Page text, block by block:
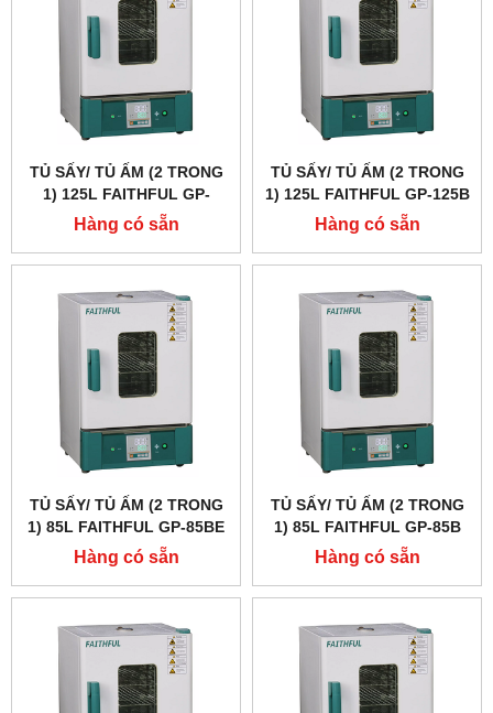
TỦ SẤY/ TỦ ẤM (2 TRONG
1) 125L FAITHFUL GP-
125BE
Hàng có sẵn
TỦ SẤY/ TỦ ẤM (2 TRONG
1) 125L FAITHFUL GP-125B
Hàng có sẵn
TỦ SẤY/ TỦ ẤM (2 TRONG
1) 85L FAITHFUL GP-85BE
Hàng có sẵn
TỦ SẤY/ TỦ ẤM (2 TRONG
1) 85L FAITHFUL GP-85B
Hàng có sẵn